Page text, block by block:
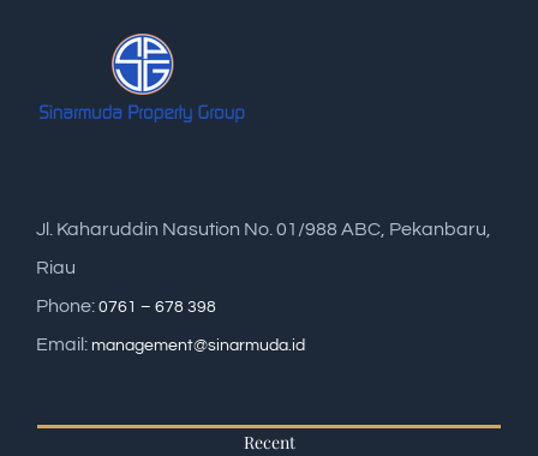
Jl. Kaharuddin Nasution No. 01/988 ABC, Pekanbaru,
Riau
Phone: 0761 – 678 398
Email: management@sinarmuda.id
Recent